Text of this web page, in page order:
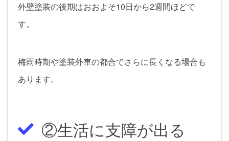
外壁塗装の後期はおおよそ10日から2週間ほどで
す。
梅雨時期や塗装外車の都合でさらに長くなる場合も
あります。
②生活に支障が出る